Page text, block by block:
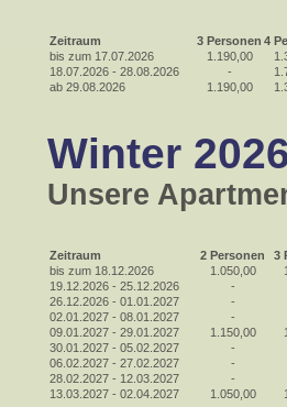
Zeitraum 3 Personen 4
bis zum 17.07.2026
1.190,00
18.07.2026 - 28.08.2026
-
ab 29.08.2026
1.190,00
Winter
Unsere
Zeitraum 2 Personen 3
bis zum 18.12.2026
1.050,00
19.12.2026 - 25.12.2026
-
26.12.2026 - 01.01.2027
-
02.01.2027 - 08.01.2027
-
09.01.2027 - 29.01.2027
1.150,00
30.01.2027 - 05.02.2027
-
06.02.2027 - 27.02.2027
-
28.02.2027 - 12.03.2027
-
13.03.2027 - 02.04.2027
1.050,00